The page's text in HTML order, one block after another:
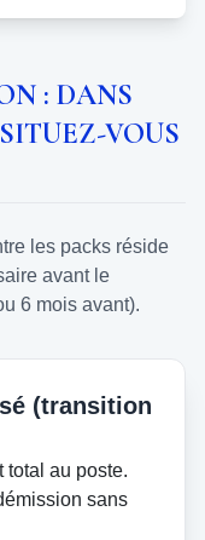
: DANS
VOUS
les packs réside
avant le
6 mois avant).
(transition
total au poste.
sans